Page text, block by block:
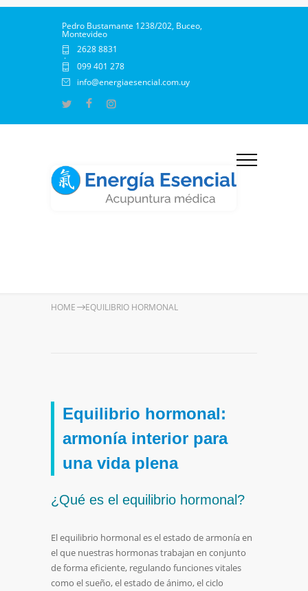
Pedro Bustamante 1238/202, Buceo,
Montevideo
2628 8831
·
099 401 278
info@energiaesencial.com.uy
HOME EQUILIBRIO HORMONAL
Equilibrio hormonal:
armonía interior para
una vida plena
¿Qué es el equilibrio hormonal?
El equilibrio hormonal es el estado de armonía en
el que nuestras hormonas trabajan en conjunto
de forma eficiente, regulando funciones vitales
como el sueño, el estado de ánimo, el ciclo